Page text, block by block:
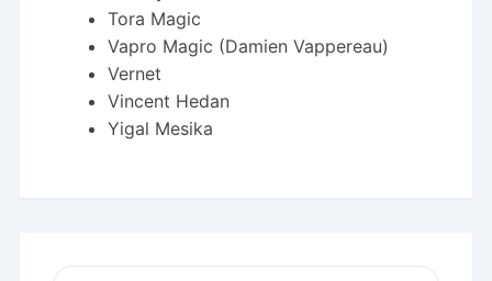
Tora Magic
Vapro Magic (Damien Vappereau)
Vernet
Vincent Hedan
Yigal Mesika